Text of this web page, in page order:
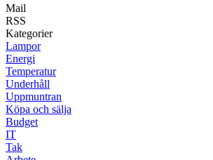
Mail
RSS
Kategorier
Lampor
Energi
Temperatur
Underhåll
Uppmuntran
Köpa och sälja
Budget
IT
Tak